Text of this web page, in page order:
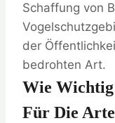
Schaffung von
der
bedrohten Art.
Wie Wichtig
Für Die